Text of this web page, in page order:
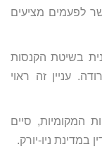
לפעמים מציעים
בשיטת הקנסות
עניין זה ראוי
המקומיות, סיים
במדינת ניו-יורק.